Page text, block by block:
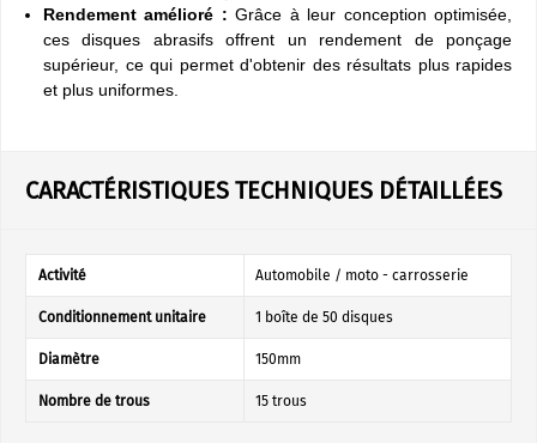
Rendement amélioré : Grâce à leur conception optimisée,
ces disques abrasifs offrent un rendement de ponçage
supérieur, ce qui permet d'obtenir des résultats plus rapides
et plus uniformes.
CARACTÉRISTIQUES TECHNIQUES DÉTAILLÉES
Activité Automobile / moto - carrosserie
Conditionnement unitaire 1 boîte de 50 disques
Diamètre 150mm
Nombre de trous 15 trous